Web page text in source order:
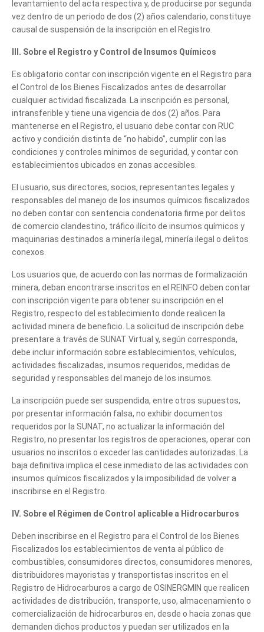
levantamiento del acta respectiva y, de producirse por segunda
vez dentro de un periodo de dos (2) años calendario, constituye
causal de suspensión de la inscripción en el Registro.
III. Sobre el Registro y Control de Insumos Químicos
Es obligatorio contar con inscripción vigente en el Registro para
el Control de los Bienes Fiscalizados antes de desarrollar
cualquier actividad fiscalizada. La inscripción es personal,
intransferible y tiene una vigencia de dos (2) años. Para
mantenerse en el Registro, el usuario debe contar con RUC
activo y condición distinta de “no habido”, cumplir con las
condiciones y controles mínimos de seguridad, y contar con
establecimientos ubicados en zonas accesibles.
El usuario, sus directores, socios, representantes legales y
responsables del manejo de los insumos químicos fiscalizados
no deben contar con sentencia condenatoria firme por delitos
de comercio clandestino, tráfico ilícito de insumos químicos y
maquinarias destinados a minería ilegal, minería ilegal o delitos
conexos.
Los usuarios que, de acuerdo con las normas de formalización
minera, deban encontrarse inscritos en el REINFO deben contar
con inscripción vigente para obtener su inscripción en el
Registro, respecto del establecimiento donde realicen la
actividad minera de beneficio. La solicitud de inscripción debe
presentare a través de SUNAT Virtual y, según corresponda,
debe incluir información sobre establecimientos, vehículos,
actividades fiscalizadas, insumos requeridos, medidas de
seguridad y responsables del manejo de los insumos.
La inscripción puede ser suspendida, entre otros supuestos,
por presentar información falsa, no exhibir documentos
requeridos por la SUNAT, no actualizar la información del
Registro, no presentar los registros de operaciones, operar con
usuarios no inscritos o exceder las cantidades autorizadas. La
baja definitiva implica el cese inmediato de las actividades con
insumos químicos fiscalizados y la imposibilidad de volver a
inscribirse en el Registro.
IV. Sobre el Régimen de Control aplicable a Hidrocarburos
Deben inscribirse en el Registro para el Control de los Bienes
Fiscalizados los establecimientos de venta al público de
combustibles, consumidores directos, consumidores menores,
distribuidores mayoristas y transportistas inscritos en el
Registro de Hidrocarburos a cargo de OSINERGMIN que realicen
actividades de distribución, transporte, uso, almacenamiento o
comercialización de hidrocarburos en, desde o hacia zonas que
demanden dichos productos y puedan ser utilizados en la